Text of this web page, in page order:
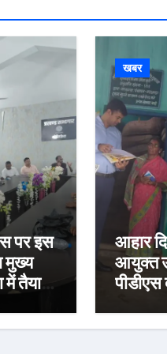
पर इस
मुख्य
खबर
आहार
आयुक्त
पीडीएस
वितरण